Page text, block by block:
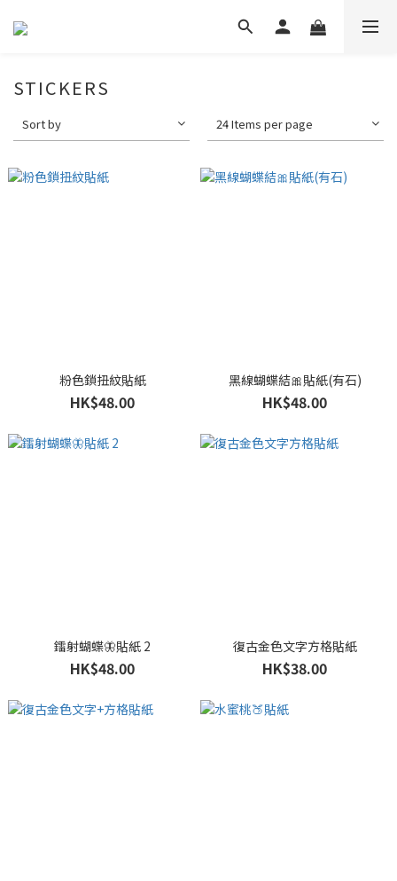
STICKERS
Sort by 24 Items per page
粉色鎖扭紋貼紙
HK$48.00
黑線蝴蝶結🎀貼紙(有石)
HK$48.00
鐳射蝴蝶🦋貼紙 2
HK$48.00
復古金色文字方格貼紙
HK$38.00